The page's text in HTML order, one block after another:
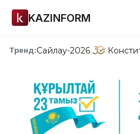
KAZINFORM
Тренд:Сайлау-2026